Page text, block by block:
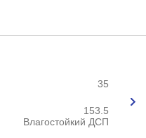
35
153.5
Влагостойкий ДСП